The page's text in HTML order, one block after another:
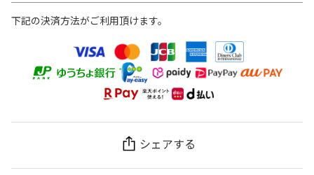
下記の決済方法がご利用頂けます。
シェアする